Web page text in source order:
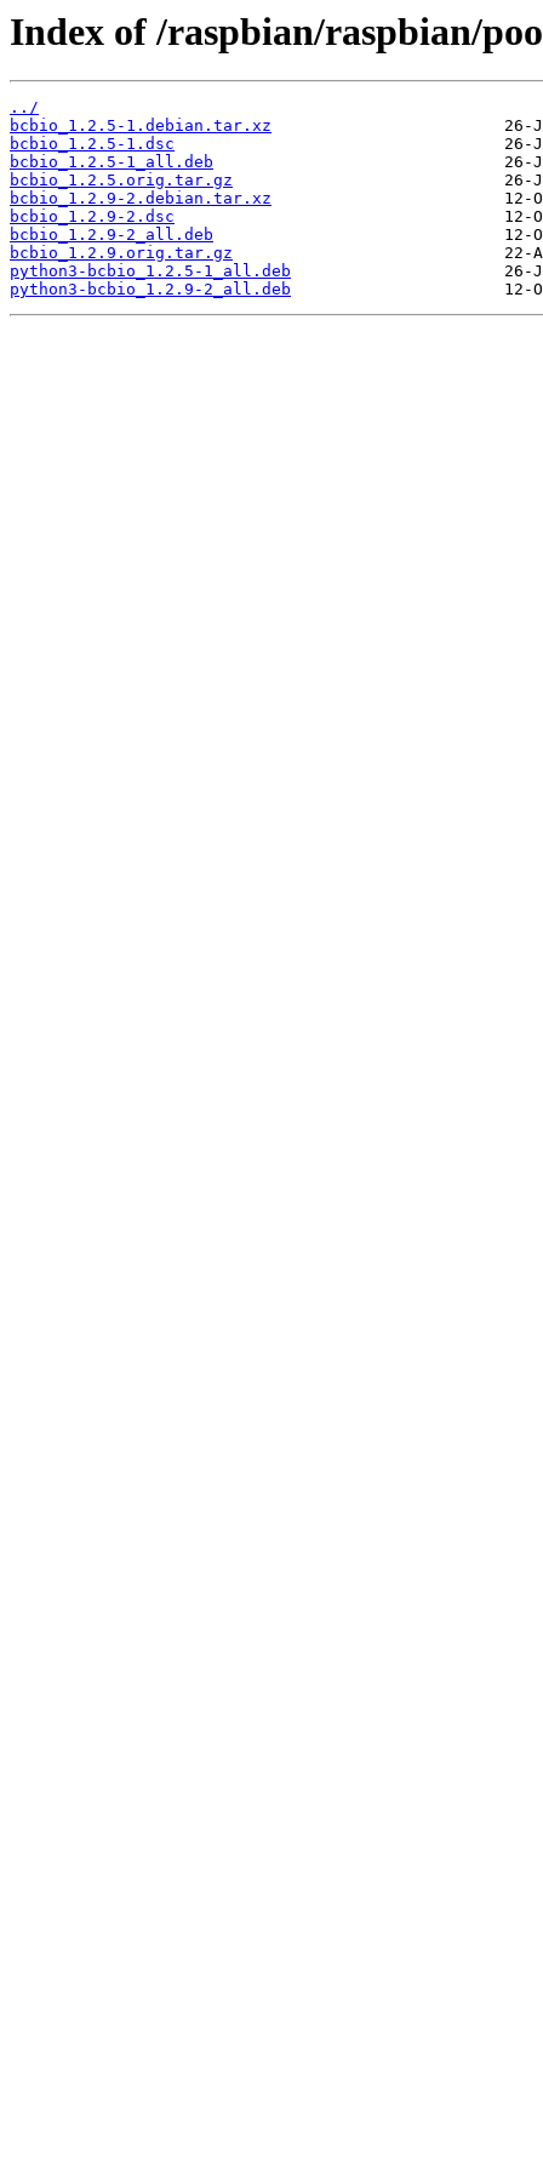
Index of /raspbian/raspbian/
../
bcbio_1.2.5-1.debian.tar.xz
bcbio_1.2.5-1.dsc
bcbio_1.2.5-1_all.deb
bcbio_1.2.5.orig.tar.gz
bcbio_1.2.9-2.debian.tar.xz
bcbio_1.2.9-2.dsc
bcbio_1.2.9-2_all.deb
bcbio_1.2.9.orig.tar.gz
python3-bcbio_1.2.5-1_all.deb
python3-bcbio_1.2.9-2_all.deb